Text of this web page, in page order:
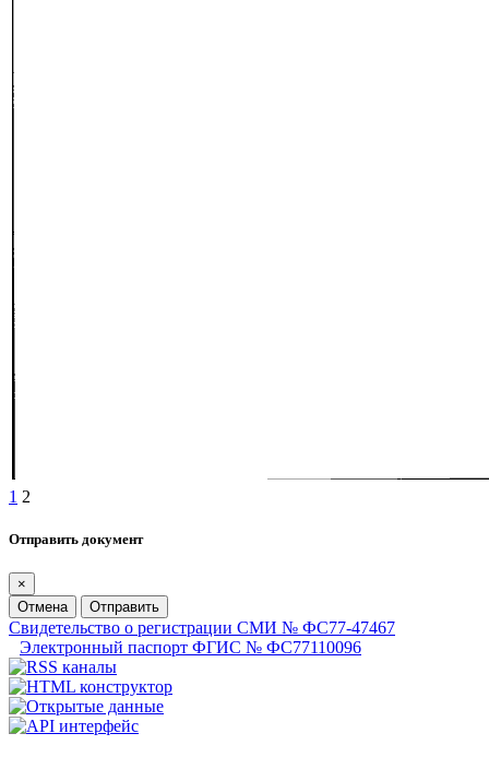
1 2
Отправить документ
×
Отмена
Отправить
Свидетельство о регистрации СМИ № ФС77-47467
Электронный паспорт ФГИС № ФС77110096